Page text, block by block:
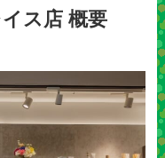
ス店 概要